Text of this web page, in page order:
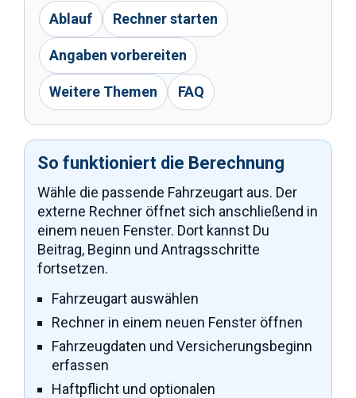
Ablauf Rechner starten
Angaben vorbereiten
Weitere Themen FAQ
So funktioniert die Berechnung
Wähle die passende Fahrzeugart aus. Der
externe Rechner öffnet sich anschließend in
einem neuen Fenster. Dort kannst Du
Beitrag, Beginn und Antragsschritte
fortsetzen.
Fahrzeugart auswählen
Rechner in einem neuen Fenster öffnen
Fahrzeugdaten und Versicherungsbeginn
erfassen
Haftpflicht und optionalen